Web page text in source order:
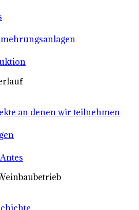
an denen wir teilnehmen